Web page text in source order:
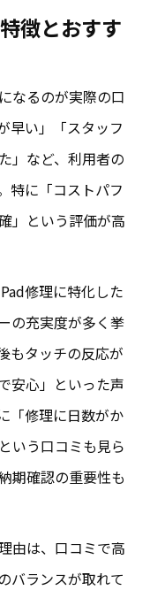
徴とおすす
なるのが実際の口
早い」「スタッフ
」など、利用者の
特に「コストパフ
」という評価が高
修理に特化した
の充実度が多く挙
もタッチの反応が
安心」といった声
「修理に日数がか
いう口コミも見ら
期確認の重要性も
由は、口コミで高
バランスが取れて